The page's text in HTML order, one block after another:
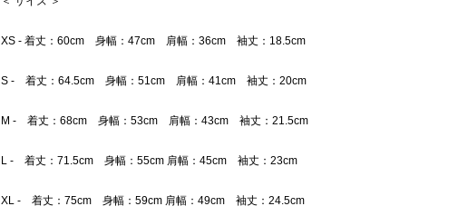
XS - 着丈：60cm 身幅：47cm 肩幅：36cm 袖丈：18.5cm
S - 着丈：64.5cm 身幅：51cm 肩幅：41cm 袖丈：20cm
M - 着丈：68cm 身幅：53cm 肩幅：43cm 袖丈：21.5cm
L - 着丈：71.5cm 身幅：55cm 肩幅：45cm 袖丈：23cm
XL - 着丈：75cm 身幅：59cm 肩幅：49cm 袖丈：24.5cm